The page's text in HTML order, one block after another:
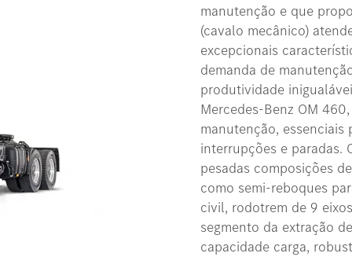
manutenção e que
(cavalo mecânico)
excepcionais
demanda de
produtividade
Mercedes-Benz OM
manutenção,
interrupções e paradas.
pesadas composições
como semi-reboques
civil, rodotrem de 9
segmento da extração
capacidade carga,